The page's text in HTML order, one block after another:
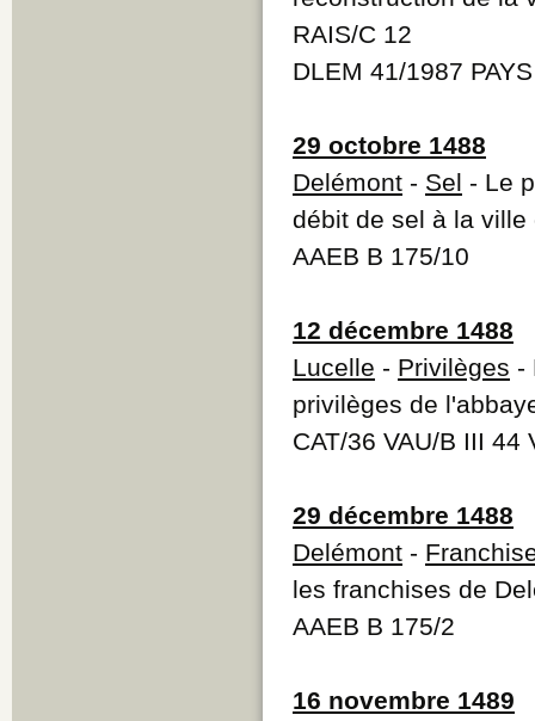
RAIS/C 12
DLEM 41/1987
29 octobre 1488
Delémont - Sel - Le
débit de sel à la ville
AAEB B 175/10
12 décembre 1488
Lucelle - Privilèges -
privilèges de
CAT/36 VAU/B III 44
29 décembre 1488
Delémont -
les franchises de
AAEB B 175/2
16 novembre 1489